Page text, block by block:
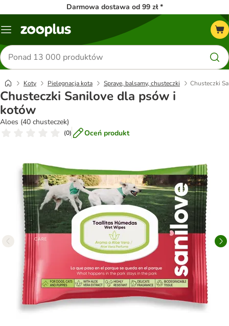
Darmowa dostawa od 99 zł *
Menu
Szukaj
produktów
Koty Pielęgnacja kota Spraye, balsamy, chusteczki Chusteczki
Chusteczki Sanilove dla psów i
kotów
Aloes (40 chusteczek)
(0) Oceń produkt